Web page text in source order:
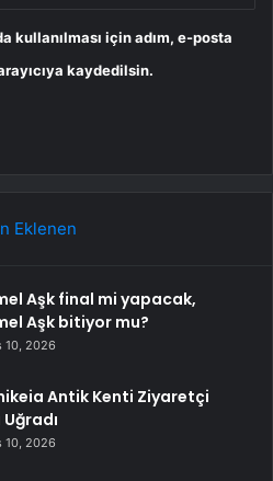
kullanılması için adım, e-posta
kaydedilsin.
Eklenen
Aşk final mi yapacak,
Aşk bitiyor mu?
10, 2026
Antik Kenti Ziyaretçi
Uğradı
10, 2026